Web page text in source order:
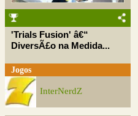
'Trials Fusion' â€“
DiversÃ£o na Medida...
Jogos
InterNerdZ